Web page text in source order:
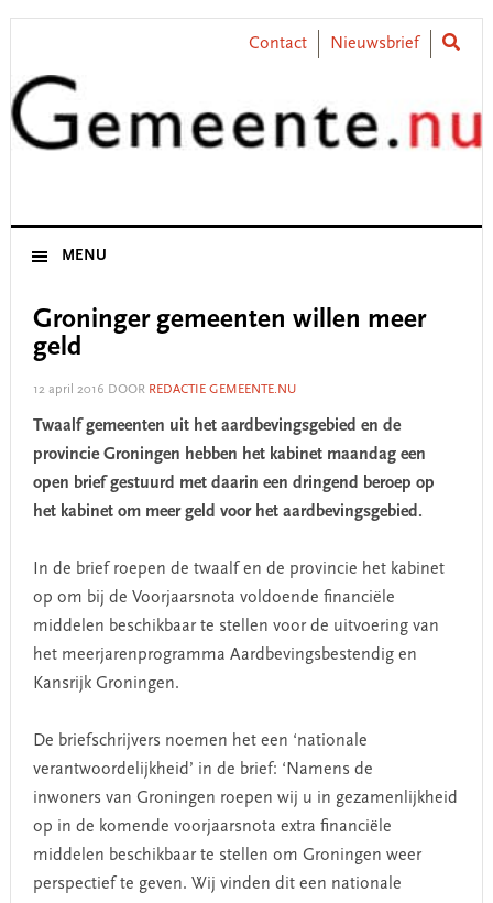
Skip
primary
navigation
Skip
content
Skip
primary
sidebar
Skip
footer
Contact Nieuwsbrief
MENU
Groninger gemeenten willen meer
geld
12 april 2016 DOOR REDACTIE GEMEENTE.NU
Twaalf gemeenten uit het aardbevingsgebied en de
provincie Groningen hebben het kabinet maandag een
open brief gestuurd met daarin een dringend beroep op
het kabinet om meer geld voor het aardbevingsgebied.
In de brief roepen de twaalf en de provincie het kabinet
op om bij de Voorjaarsnota voldoende financiële
middelen beschikbaar te stellen voor de uitvoering van
het meerjarenprogramma Aardbevingsbestendig en
Kansrijk Groningen.
De briefschrijvers noemen het een ‘nationale
verantwoordelijkheid’ in de brief: ‘Namens de
inwoners van Groningen roepen wij u in gezamenlijkheid
op in de komende voorjaarsnota extra financiële
middelen beschikbaar te stellen om Groningen weer
perspectief te geven. Wij vinden dit een nationale